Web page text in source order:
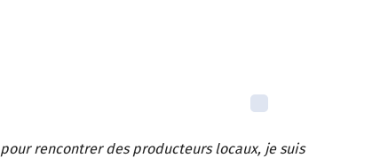
rencontrer des producteurs locaux, je suis